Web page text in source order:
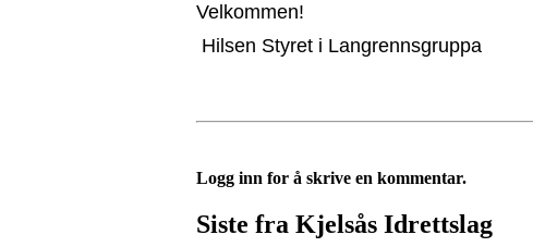
Velkommen!
Hilsen Styret i Langrennsgruppa
Logg inn for å skrive en kommentar.
Siste fra Kjelsås Idrettslag